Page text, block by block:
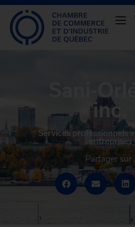
Sani-
inc.
Services professionnels
entreprises
Partager sur :